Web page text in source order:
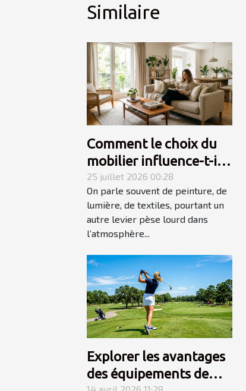
Similaire
Comment le choix du
mobilier influence-t-il
l’ambiance d’une
pièce ?
25 juillet 2026 00:28
On parle souvent de peinture, de
lumière, de textiles, pourtant un
autre levier pèse lourd dans
l’atmosphère...
Explorer les avantages
des équipements de